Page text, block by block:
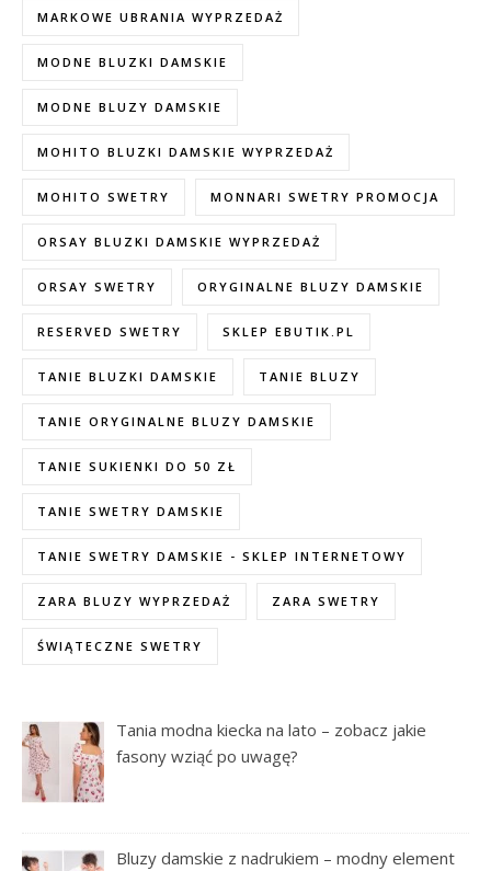
MARKOWE UBRANIA WYPRZEDAŻ
MODNE BLUZKI DAMSKIE
MODNE BLUZY DAMSKIE
MOHITO BLUZKI DAMSKIE WYPRZEDAŻ
MOHITO SWETRY MONNARI SWETRY PROMOCJA
ORSAY BLUZKI DAMSKIE WYPRZEDAŻ
ORSAY SWETRY ORYGINALNE BLUZY DAMSKIE
RESERVED SWETRY SKLEP EBUTIK.PL
TANIE BLUZKI DAMSKIE TANIE BLUZY
TANIE ORYGINALNE BLUZY DAMSKIE
TANIE SUKIENKI DO 50 ZŁ
TANIE SWETRY DAMSKIE
TANIE SWETRY DAMSKIE - SKLEP INTERNETOWY
ZARA BLUZY WYPRZEDAŻ ZARA SWETRY
ŚWIĄTECZNE SWETRY
Tania modna kiecka na lato – zobacz jakie
fasony wziąć po uwagę?
Bluzy damskie z nadrukiem – modny element